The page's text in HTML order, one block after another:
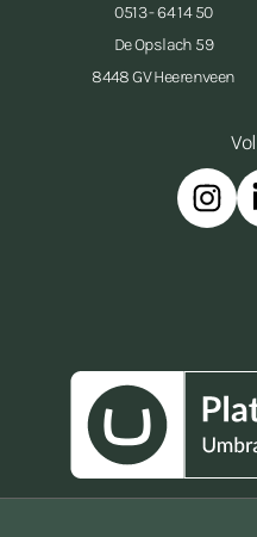
0513 - 64 14 50
De Opslach 59
8448 GV Heerenveen